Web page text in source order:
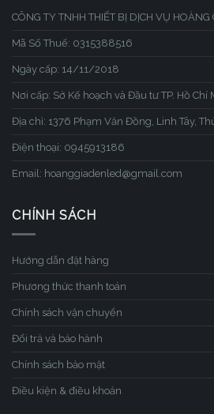
CÔNG TY TNHH THIẾT BỊ DỊCH VỤ HOÀNG
Mã Số Thuế: 0315388516
Ngày cấp: 14/11/2018
Nơi cấp: Sở Kế hoạch và Đầu tư TP. Hồ Chí
Địa chỉ: 1376 Phạm Văn Đồng, Linh Tây,
Điện thoại: 0945913186
Email: hoanggiadenled@gmail.com
CHÍNH SÁCH
Hướng dẫn đặt hàng
Phương thức thanh toán
Chính sách vận chuyển
Đổi trả và bảo hành
Chính sách bảo mật
Điều kiện & điều khoản